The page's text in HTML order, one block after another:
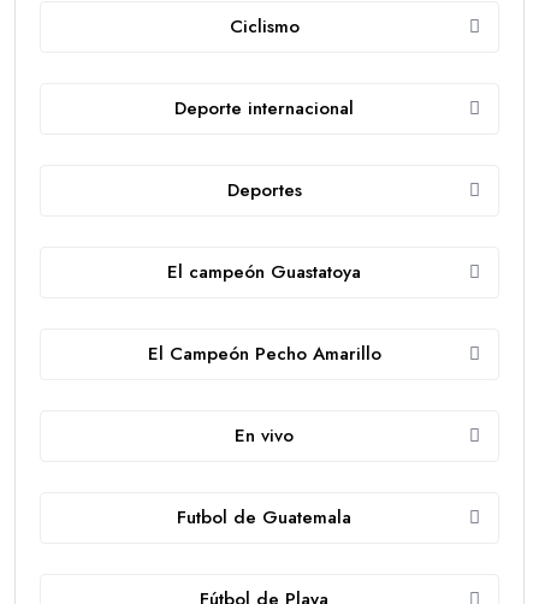
Ciclismo
Deporte internacional
Deportes
El campeón Guastatoya
El Campeón Pecho Amarillo
En vivo
Futbol de Guatemala